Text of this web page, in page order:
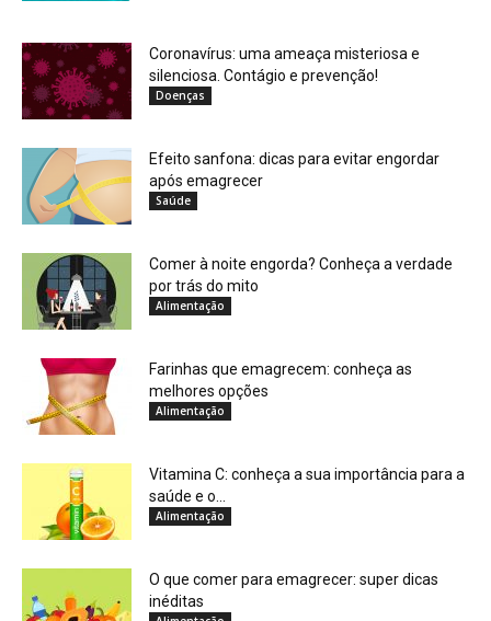
Coronavírus: uma ameaça misteriosa e
silenciosa. Contágio e prevenção!
Doenças
Efeito sanfona: dicas para evitar engordar
após emagrecer
Saúde
Comer à noite engorda? Conheça a verdade
por trás do mito
Alimentação
Farinhas que emagrecem: conheça as
melhores opções
Alimentação
Vitamina C: conheça a sua importância para a
saúde e o...
Alimentação
O que comer para emagrecer: super dicas
inéditas